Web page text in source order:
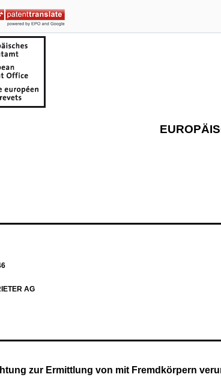
AG
zur Ermittlung von mit Fremdkörpern